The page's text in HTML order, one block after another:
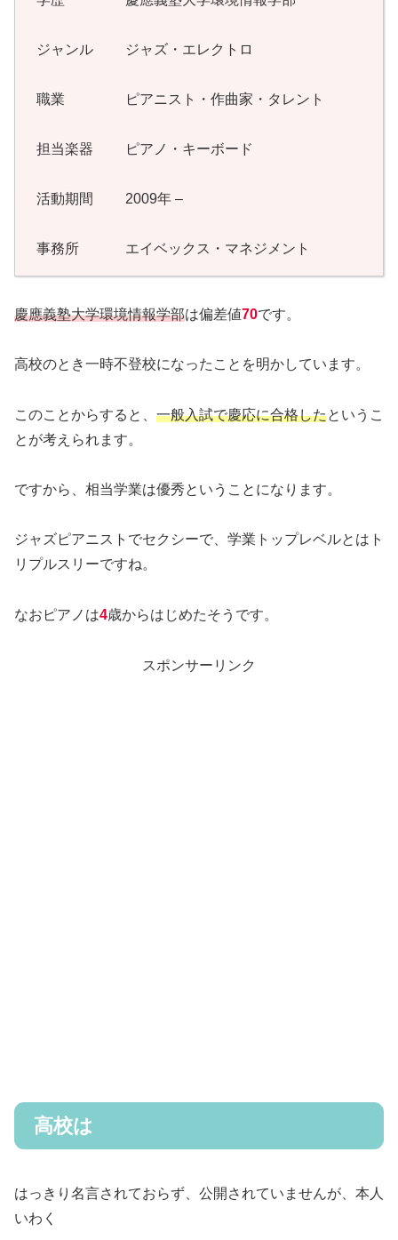
ジャンル ジャズ・エレクトロ
職業 ピアニスト・作曲家・タレント
担当楽器 ピアノ・キーボード
活動期間 2009年 –
事務所 エイベックス・マネジメント
慶應義塾大学環境情報学部は偏差値70です。
高校のとき一時不登校になったことを明かしています。
このことからすると、 一般入試で慶応に合格したというこ
とが考えられます。
ですから、相当学業は優秀ということになります。
ジャズピアニストでセクシーで、学業トップレベルとはト
リプルスリーですね。
なおピアノは4歳からはじめたそうです。
スポンサーリンク
高校は
はっきり名言されておらず、公開されていませんが、本人
いわく